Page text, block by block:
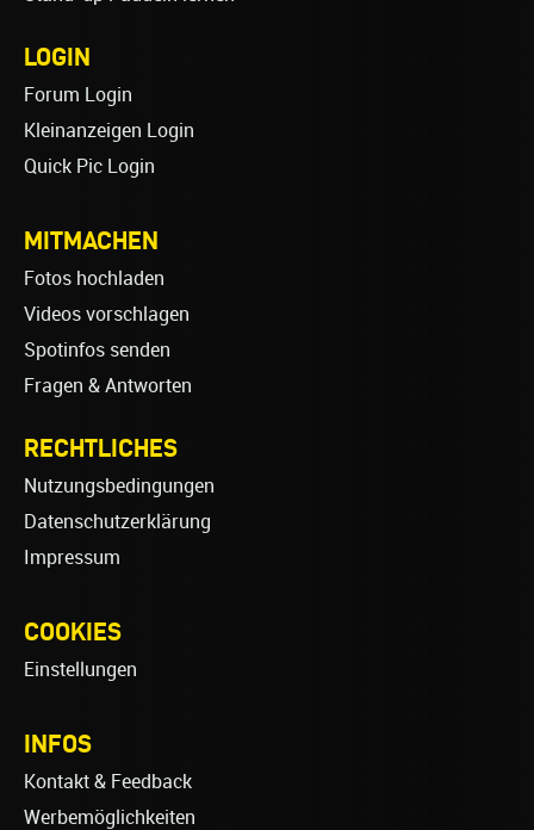
LOGIN
Forum Login
Kleinanzeigen Login
Quick Pic Login
MITMACHEN
Fotos hochladen
Videos vorschlagen
Spotinfos senden
Fragen & Antworten
RECHTLICHES
Nutzungsbedingungen
Datenschutzerklärung
Impressum
COOKIES
Einstellungen
INFOS
Kontakt & Feedback
Werbemöglichkeiten